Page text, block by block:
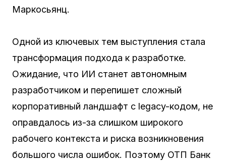
Маркосьянц.
Одной из ключевых тем выступления стала
трансформация подхода к разработке.
Ожидание, что ИИ станет автономным
разработчиком и перепишет сложный
корпоративный ландшафт с legacy-кодом, не
оправдалось из-за слишком широкого
рабочего контекста и риска возникновения
большого числа ошибок. Поэтому ОТП Банк